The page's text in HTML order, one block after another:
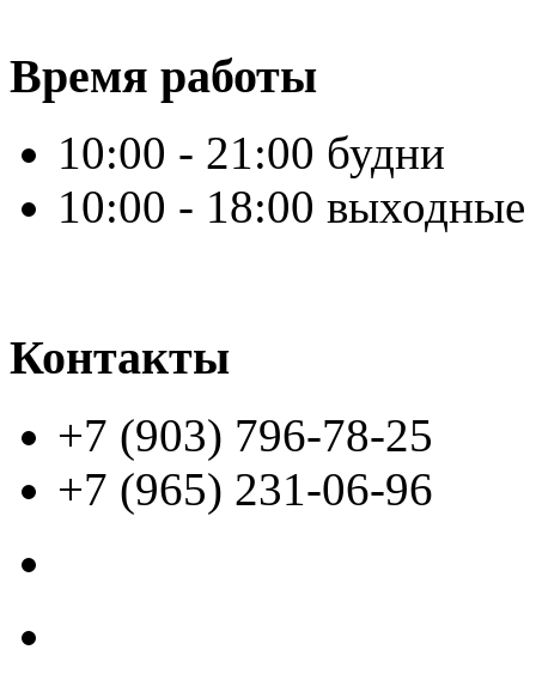
Время работы
10:00 - 21:00 будни
10:00 - 18:00 выходные
Контакты
+7 (903) 796-78-25
+7 (965) 231-06-96